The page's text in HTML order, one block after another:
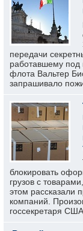
передачи
работавшему
флота Вальтер
запрашивало
блокировать
грузов с
этом рассказали
компаний.
госсекретаря США.